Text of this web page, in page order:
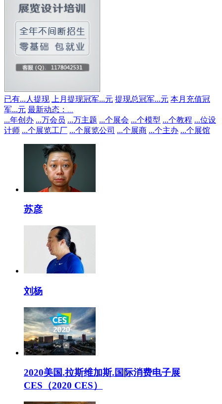
已有... 人提现 上月提现冠军...元 提现总冠军...元 本月充值冠
军...元 最新动态：
...年创办 ...万会员 ...万主题 ...个展会 ...个模型 ...个教程 ...位设
计师 ...个展览工厂 ...个展览公司 ...个展商 ...个主办 ...个展馆
苏彦
刘杨
2020美国.拉斯维加斯.国际消费电子展
CES（2020 CES）